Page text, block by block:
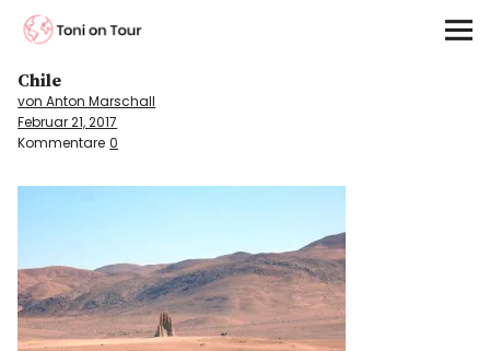
Toni on Tour
Startseite
About
Kontinente
Kontakt
Chile
von Anton Marschall
Februar 21, 2017
Kommentare 0